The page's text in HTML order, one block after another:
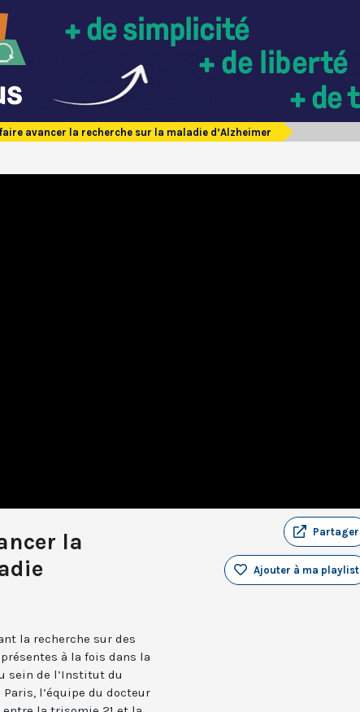
avancer la recherche sur la maladie d’Alzheimer
la
Partager
Ajouter à ma playlist
la recherche sur des
à la fois dans la
sein de l’Institut du
l’équipe du docteur